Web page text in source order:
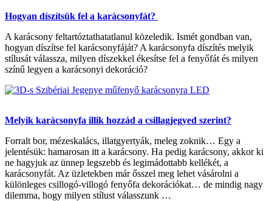
Hogyan díszítsük fel a karácsonyfát?
A karácsony feltartóztathatatlanul közeledik. Ismét gondban van,
hogyan díszítse fel karácsonyfáját? A karácsonyfa díszítés melyik
stílusát válassza, milyen díszekkel ékesítse fel a fenyőfát és milyen
színű legyen a karácsonyi dekoráció?
Melyik karácsonyfa illik hozzád a csillagjegyed szerint?
Forralt bor, mézeskalács, illatgyertyák, meleg zoknik… Egy a
jelentésük: hamarosan itt a karácsony. Ha pedig karácsony, akkor ki
ne hagyjuk az ünnep legszebb és legimádottabb kellékét, a
karácsonyfát. Az üzletekben már ősszel meg lehet vásárolni a
különleges csillogó-villogó fenyőfa dekorációkat… de mindig nagy
dilemma, hogy milyen stílust válasszunk …